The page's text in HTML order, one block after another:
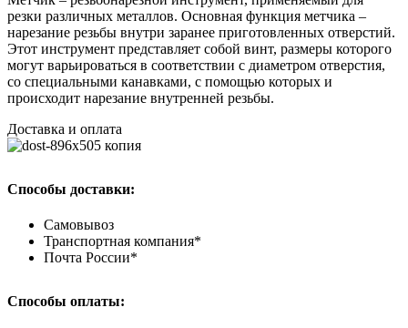
резки различных металлов. Основная функция метчика –
нарезание резьбы внутри заранее приготовленных отверстий.
Этот инструмент представляет собой винт, размеры которого
могут варьироваться в соответствии с диаметром отверстия,
со специальными канавками, с помощью которых и
происходит нарезание внутренней резьбы.
Доставка и оплата
Способы доставки:
Самовывоз
Транспортная компания*
Почта России*
Способы оплаты: